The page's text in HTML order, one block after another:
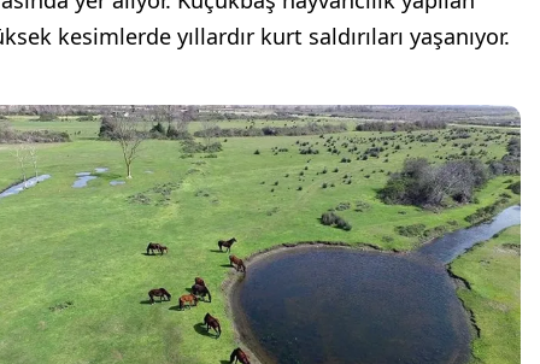
kesimlerde yıllardır kurt saldırıları yaşanıyor.